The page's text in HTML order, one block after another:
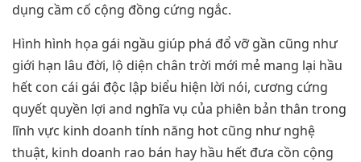
dụng cầm cố cộng đồng cứng ngắc.
Hình hình họa gái ngầu giúp phá đổ vỡ gần cũng như
giới hạn lâu đời, lộ diện chân trời mới mẻ mang lại hầu
hết con cái gái độc lập biểu hiện lời nói, cương cứng
quyết quyền lợi and nghĩa vụ của phiên bản thân trong
lĩnh vực kinh doanh tính năng hot cũng như nghệ
thuật, kinh doanh rao bán hay hầu hết đưa cồn cộng